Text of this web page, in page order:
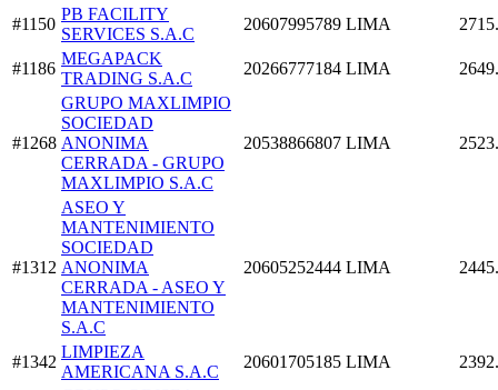
#1150
PB FACILITY
SERVICES S.A.C
20607995789 LIMA
#1186
MEGAPACK
TRADING S.A.C
20266777184 LIMA
#1268
GRUPO MAXLIMPIO
SOCIEDAD
ANONIMA
CERRADA - GRUPO
MAXLIMPIO S.A.C
20538866807 LIMA
#1312
ASEO Y
MANTENIMIENTO
SOCIEDAD
ANONIMA
CERRADA - ASEO Y
MANTENIMIENTO
S.A.C
20605252444 LIMA
#1342
LIMPIEZA
AMERICANA S.A.C
20601705185 LIMA